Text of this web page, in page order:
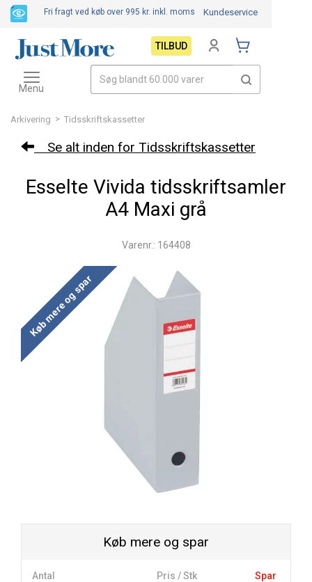
Arkivering > Tidsskriftskassetter
Se alt inden for Tidsskriftskassetter
Esselte Vivida tidsskriftsamler
A4 Maxi grå
Varenr.: 164408
Køb mere og spar
Køb mere og spar
Antal Pris / Stk Spar
Fri fragt ved køb over 995 kr. inkl. moms Kundeservice
TILBUD
Toggle
navigation
Menu